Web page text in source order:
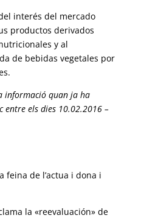
interés del mercado
productos derivados
y al
de bebidas vegetales por
informació quan ja ha
entre els dies 10.02.2016 –
la «reevaluación» de